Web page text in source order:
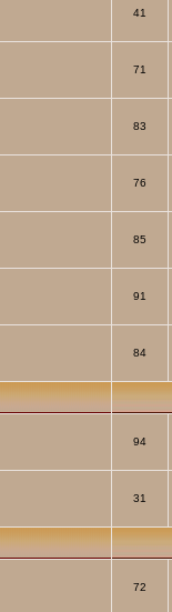
41
71
83
76
85
91
84
94
31
72